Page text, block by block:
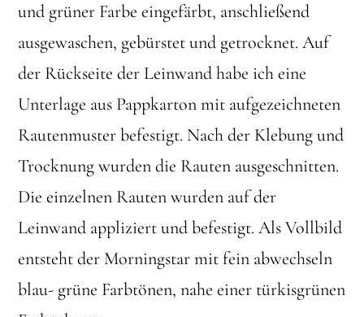
und grüner Farbe eingefärbt, anschließend
ausgewaschen, gebürstet und getrocknet. Auf
der Rückseite der Leinwand habe ich eine
Unterlage aus Pappkarton mit aufgezeichneten
Rautenmuster befestigt. Nach der Klebung und
Trocknung wurden die Rauten ausgeschnitten.
Die einzelnen Rauten wurden auf der
Leinwand appliziert und befestigt. Als Vollbild
entsteht der Morningstar mit fein abwechseln
blau- grüne Farbtönen, nahe einer türkisgrünen